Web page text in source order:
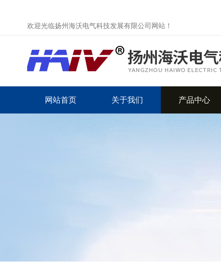
欢迎光临扬州海沃电气科技发展有限公司网站！
网站首页 关于我们 产品中心